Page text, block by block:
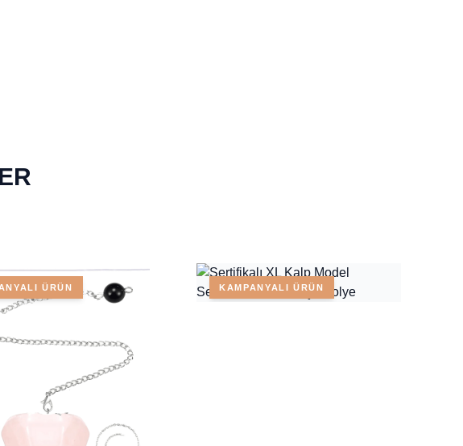
ÜRÜN KAMPANYALI ÜRÜN